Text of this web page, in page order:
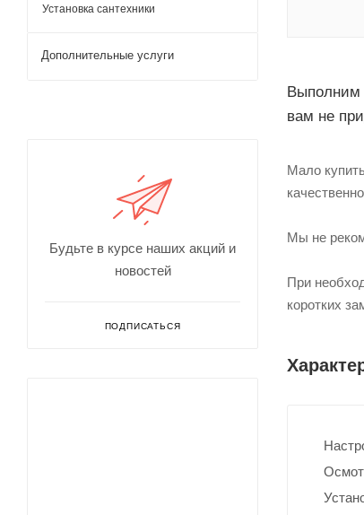
Выполним
вам не
Мало
Мы не
При
коротких
Установка сантехники
Дополнительные услуги
Будьте в курсе наших акций и
новостей
ПОДПИСАТЬСЯ